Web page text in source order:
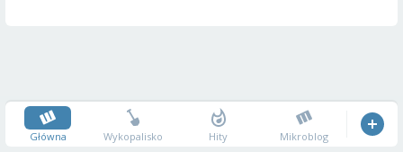
Główna Wykopalisko Hity Mikroblog